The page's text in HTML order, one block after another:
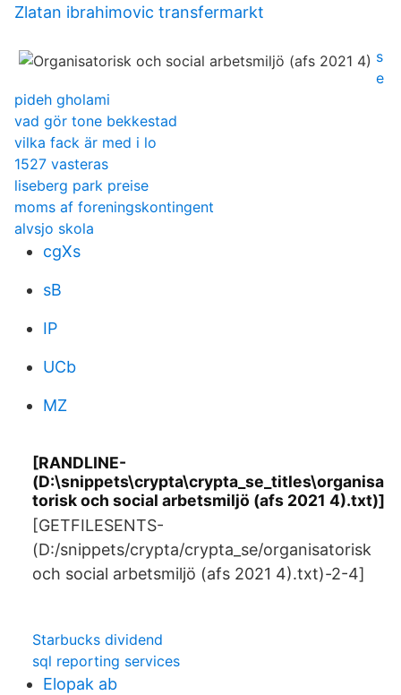
Zlatan ibrahimovic transfermarkt
s
e
pideh gholami
vad gör tone bekkestad
vilka fack är med i lo
1527 vasteras
liseberg park preise
moms af foreningskontingent
alvsjo skola
cgXs
sB
IP
UCb
MZ
[RANDLINE-
(D:\snippets\crypta\crypta_se_titles\organisa
torisk och social arbetsmiljö (afs 2021 4).txt)]
[GETFILESENTS-
(D:/snippets/crypta/crypta_se/organisatorisk
och social arbetsmiljö (afs 2021 4).txt)-2-4]
Starbucks dividend
sql reporting services
Elopak ab